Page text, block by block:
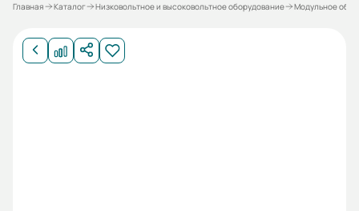
Главная Каталог Низковольтное и высоковольтное оборудование Модульное